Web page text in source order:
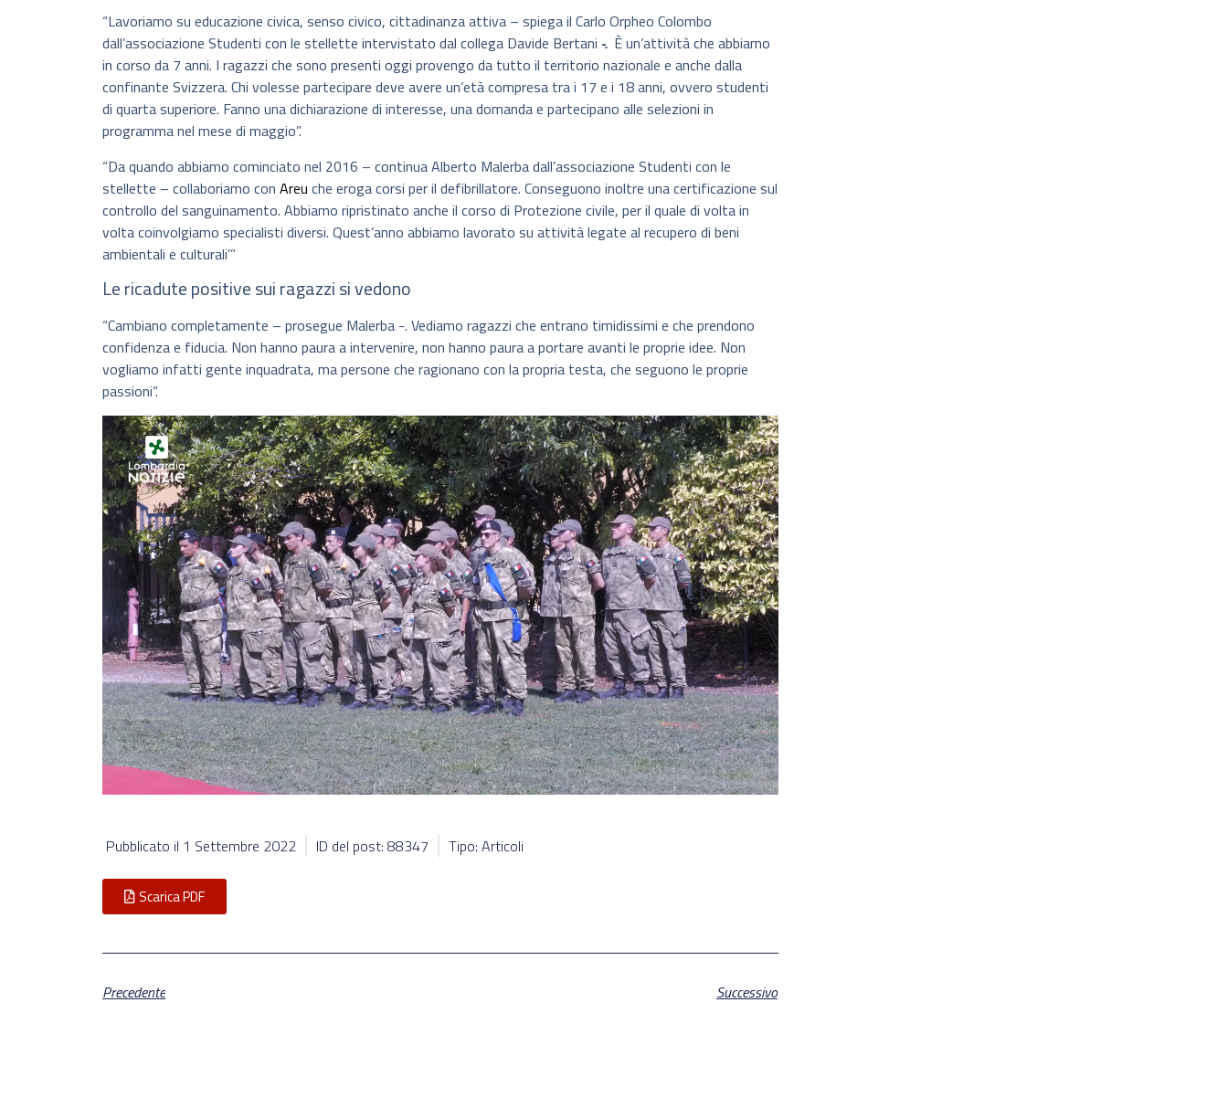
“Lavoriamo su educazione civica, senso civico, cittadinanza attiva – spiega il Carlo Orpheo Colombo
dall’associazione Studenti con le stellette intervistato dal collega Davide Bertani -. È un’attività che abbiamo
in corso da 7 anni. I ragazzi che sono presenti oggi provengo da tutto il territorio nazionale e anche dalla
confinante Svizzera. Chi volesse partecipare deve avere un’età compresa tra i 17 e i 18 anni, ovvero studenti
di quarta superiore. Fanno una dichiarazione di interesse, una domanda e partecipano alle selezioni in
programma nel mese di maggio”.
“Da quando abbiamo cominciato nel 2016 – continua Alberto Malerba dall’associazione Studenti con le
stellette – collaboriamo con Areu che eroga corsi per il defibrillatore. Conseguono inoltre una certificazione sul
controllo del sanguinamento. Abbiamo ripristinato anche il corso di Protezione civile, per il quale di volta in
volta coinvolgiamo specialisti diversi. Quest’anno abbiamo lavorato su attività legate al recupero di beni
ambientali e culturali’”
Le ricadute positive sui ragazzi si vedono
“Cambiano completamente – prosegue Malerba -. Vediamo ragazzi che entrano timidissimi e che prendono
confidenza e fiducia. Non hanno paura a intervenire, non hanno paura a portare avanti le proprie idee. Non
vogliamo infatti gente inquadrata, ma persone che ragionano con la propria testa, che seguono le proprie
passioni”.
Pubblicato il 1 Settembre 2022 ID del post: 88347 Tipo: Articoli
Scarica PDF
Precedente Successivo